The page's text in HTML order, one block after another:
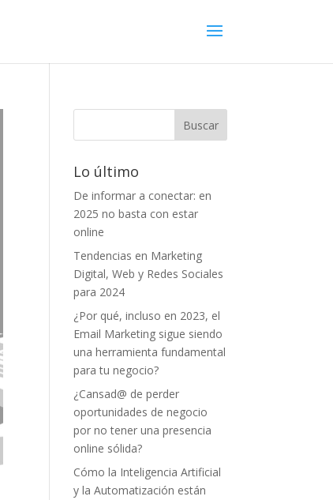
Lo último
De informar a conectar: en
2025 no basta con estar
online
Tendencias en Marketing
Digital, Web y Redes Sociales
para 2024
¿Por qué, incluso en 2023, el
Email Marketing sigue siendo
una herramienta fundamental
para tu negocio?
¿Cansad@ de perder
oportunidades de negocio
por no tener una presencia
online sólida?
Cómo la Inteligencia Artificial
y la Automatización están